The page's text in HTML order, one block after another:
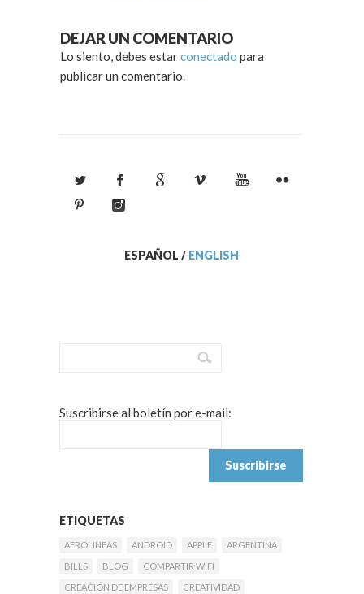
DEJAR UN COMENTARIO
Lo siento, debes estarconectado para
publicar un comentario.
ESPAÑOL / ENGLISH
Suscribirse al boletín por e-mail:
ETIQUETAS
AEROLINEAS ANDROID APPLE
ARGENTINA
BILLS
BLOG
COMPARTIR WIFI
CREACIÓN DE EMPRESAS
CREATIVIDAD